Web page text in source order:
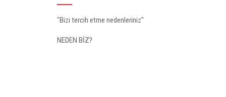
"Bizi tercih etme nedenleriniz"
NEDEN BİZ?